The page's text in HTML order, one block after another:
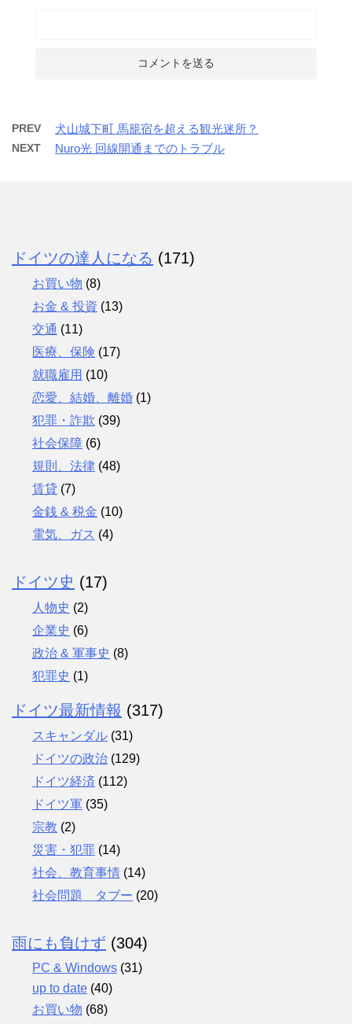
PREV 犬山城下町 馬籠宿を超える観光迷所？
NEXT Nuro光 回線開通までのトラブル
ドイツの達人になる (171)
お買い物 (8)
お金 & 投資 (13)
交通 (11)
医療、保険 (17)
就職雇用 (10)
恋愛、結婚、離婚 (1)
犯罪・詐欺 (39)
社会保障 (6)
規則、法律 (48)
賃貸 (7)
金銭 & 税金 (10)
電気、ガス (4)
ドイツ史 (17)
人物史 (2)
企業史 (6)
政治 & 軍事史 (8)
犯罪史 (1)
ドイツ最新情報 (317)
スキャンダル (31)
ドイツの政治 (129)
ドイツ経済 (112)
ドイツ軍 (35)
宗教 (2)
災害・犯罪 (14)
社会、教育事情 (14)
社会問題 タブー (20)
雨にも負けず (304)
PC & Windows (31)
up to date (40)
お買い物 (68)